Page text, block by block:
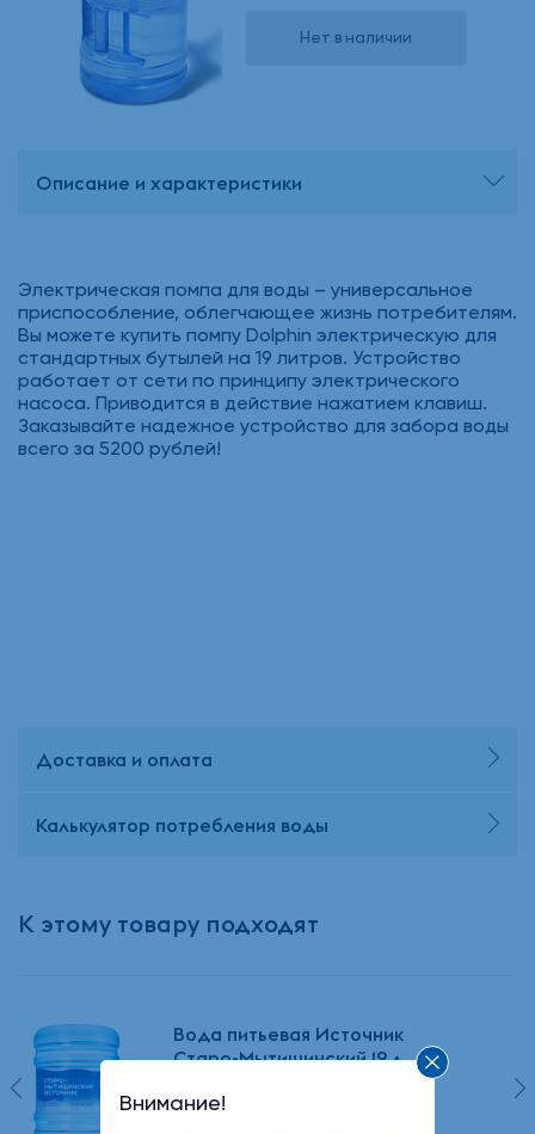
Нет в наличии
Описание и характеристики
Электрическая помпа для воды – универсальное
приспособление, облегчающее жизнь потребителям.
Вы можете купить помпу Dolphin электрическую для
стандартных бутылей на 19 литров. Устройство
работает от сети по принципу электрического
насоса. Приводится в действие нажатием клавиш.
Заказывайте надежное устройство для забора воды
всего за 5200 рублей!
Доставка и оплата
Калькулятор потребления воды
К этому товару подходят
Вода питьевая Источник
Старо-Мытищинский 19 л
Внимание!